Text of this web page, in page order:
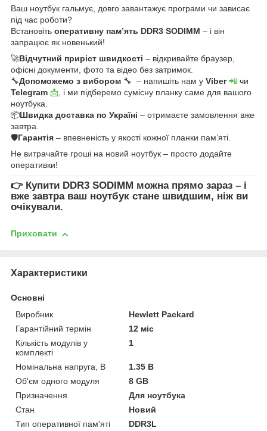
Ваш ноутбук гальмує, довго завантажує програми чи зависає
під час роботи?
Встановіть оперативну пам’ять DDR3 SODIMM – і він
запрацює як новенький!
🚀Відчутний приріст швидкості – відкривайте браузер,
офісні документи, фото та відео без затримок.
🔧Допоможемо з вибором 🔧 – напишіть нам у Viber📲 чи
Telegram 📩 , і ми підберемо сумісну планку саме для вашого
ноутбука.
📦Швидка доставка по Україні – отримаєте замовлення вже
завтра.
🛡Гарантія – впевненість у якості кожної планки пам’яті.
Не витрачайте гроші на новий ноутбук – просто додайте
оперативки!
👉 Купити DDR3 SODIMM можна прямо зараз – і
вже завтра ваш ноутбук стане швидшим, ніж ви
очікували.
Приховати
Характеристики
Основні
Виробник
Hewlett Packard
Гарантійний термін
12 міс
Кількість модулів у
комплекті
1
Номінальна напруга, В
1.35 В
Об'єм одного модуля
8 GB
Призначення
Для ноутбука
Стан
Новий
Тип оперативної пам'яті
DDR3L